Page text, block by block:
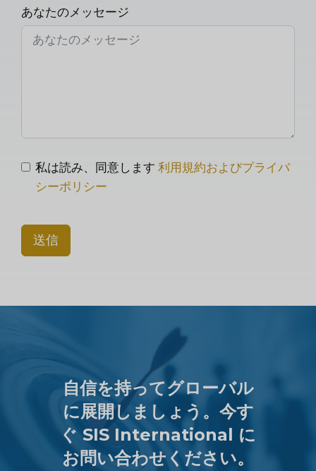
あなたのメッセージ
私は読み、同意します 利用規約およびプライバ
シーポリシー
送信
自信を持ってグローバル
に展開しましょう。今す
ぐ SIS International に
お問い合わせください。